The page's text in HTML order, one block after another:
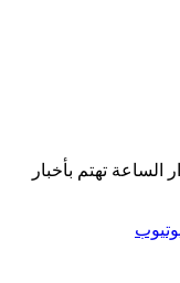
الساعة تهتم بأخبار